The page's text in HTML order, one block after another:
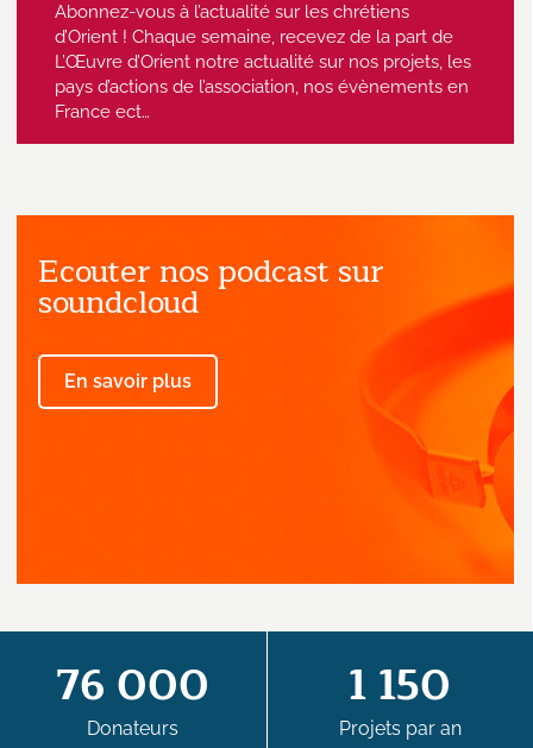
Abonnez-vous à l’actualité sur les chrétiens
d’Orient ! Chaque semaine, recevez de la part de
L’Œuvre d’Orient notre actualité sur nos projets, les
pays d’actions de l’association, nos évènements en
France ect…
J'accepte de recevoir des emails
provenant de l'Œuvre d'Orient.
Ecouter nos podcast sur
soundcloud
En savoir plus
76 000
Donateurs
1 150
Projets par an